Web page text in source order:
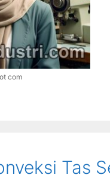
com
Tas